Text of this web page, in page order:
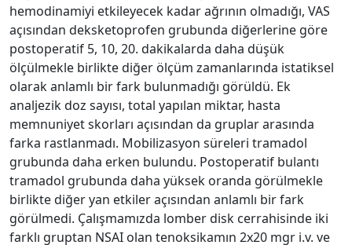
hemodinamiyi etkileyecek kadar ağrının olmadığı, VAS
açısından deksketoprofen grubunda diğerlerine göre
postoperatif 5, 10, 20. dakikalarda daha düşük
ölçülmekle birlikte diğer ölçüm zamanlarında istatiksel
olarak anlamlı bir fark bulunmadığı görüldü. Ek
analjezik doz sayısı, total yapılan miktar, hasta
memnuniyet skorları açısından da gruplar arasında
farka rastlanmadı. Mobilizasyon süreleri tramadol
grubunda daha erken bulundu. Postoperatif bulantı
tramadol grubunda daha yüksek oranda görülmekle
birlikte diğer yan etkiler açısından anlamlı bir fark
görülmedi. Çalışmamızda lomber disk cerrahisinde iki
farklı gruptan NSAI olan tenoksikamın 2x20 mgr i.v. ve